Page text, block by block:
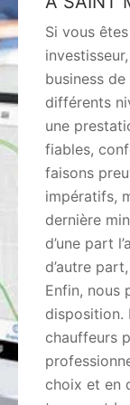
Si vous
business
différents
une
fiables,
faisons
impératifs,
dernière
d’une part
d’autre
Enfin, nous
disposition.
chauffeurs
choix et en